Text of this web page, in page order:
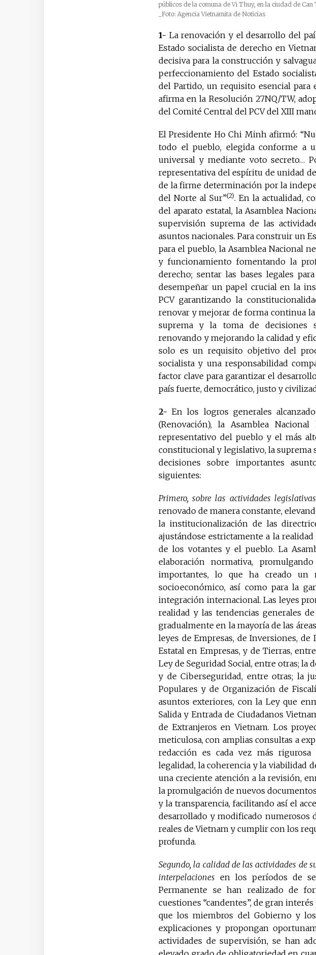
públicos de la comuna de Vi Thuy, en la ciudad de
_Foto: Agencia Vietnamita de Noticias
1- La renovación y el desarrollo del
Estado socialista de derecho en
decisiva para la construcción y
perfeccionamiento del Estado
del Partido, un requisito esencial
afirma en la Resolución 27NQ/TW,
del Comité Central del PCV del XIII
El Presidente Ho Chi Minh afirmó:
todo el pueblo, elegida conforme a
universal y mediante voto secreto…
representativa del espíritu de unidad
de la firme determinación por la
del Norte al Sur”(2). En la actualidad,
del aparato estatal, la Asamblea
supervisión suprema de las
asuntos nacionales. Para construir un
para el pueblo, la Asamblea Nacional
y funcionamiento fomentando la
derecho; sentar las bases legales
desempeñar un papel crucial en la
PCV garantizando la
renovar y mejorar de forma continua
suprema y la toma de decisiones
renovando y mejorando la calidad y
solo es un requisito objetivo del
socialista y una responsabilidad
factor clave para garantizar el
país fuerte, democrático, justo y
2- En los logros generales
(Renovación), la Asamblea
representativo del pueblo y el más
constitucional y legislativo, la suprema
decisiones sobre importantes
siguientes:
Primero, sobre las actividades legislativas
renovado de manera constante,
la institucionalización de las
ajustándose estrictamente a la
de los votantes y el pueblo. La
elaboración normativa,
importantes, lo que ha creado un
socioeconómico, así como para la
integración internacional. Las leyes
realidad y las tendencias generales
gradualmente en la mayoría de las
leyes de Empresas, de Inversiones,
Estatal en Empresas, y de Tierras,
Ley de Seguridad Social, entre otras; la
y de Ciberseguridad, entre otras; la
Populares y de Organización de
asuntos exteriores, con la Ley que
Salida y Entrada de Ciudadanos
de Extranjeros en Vietnam. Los
meticulosa, con amplias consultas a
redacción es cada vez más
legalidad, la coherencia y la viabilidad
una creciente atención a la revisión,
la promulgación de nuevos
y la transparencia, facilitando así el
desarrollado y modificado numerosos
reales de Vietnam y cumplir con los
profunda.
Segundo, la calidad de las actividades de
interpelacionesen los períodos de
Permanente se han realizado de
cuestiones “candentes”, de gran
que los miembros del Gobierno y
explicaciones y propongan
actividades de supervisión, se han